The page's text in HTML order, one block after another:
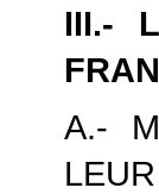
III.-
A.-